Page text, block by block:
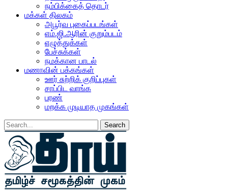
நம்பிக்கைத் தொடர்
மக்கள் திலகம்
அபூர்வ புகைப்படங்கள்
எம்.ஜி.ஆரின் குறும்படம்
எழுத்துக்கள்
பேச்சுக்கள்
நமக்கான பாடல்
மணாவின் பக்கங்கள்
ஊர் சுற்றிக் குறிப்புகள்
சாப்பிட வாங்க
பரண்
மறக்க முடியாத முகங்கள்